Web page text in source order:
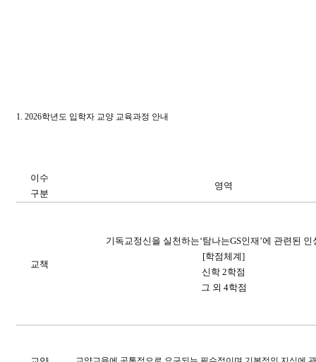
1. 2026학년도 입학자 교양 교육과정 안내
이수
구분
영역
교책
기독교정신을 실천하는‘탐나는GS인재 ’에 관련된 인
[학점체계]
신학2학점
그 외 4학점